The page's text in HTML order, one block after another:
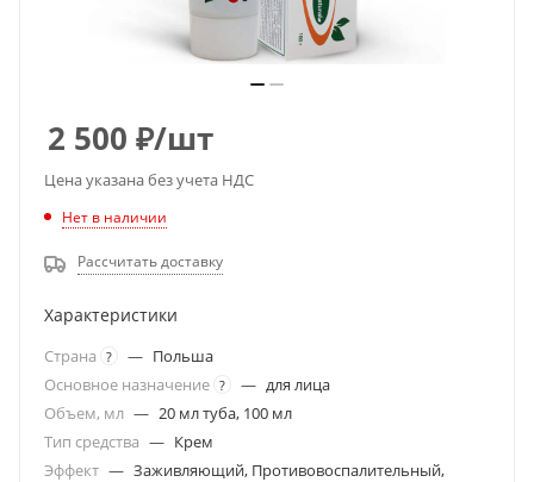
2 500 ₽/шт
Цена указана без учета НДС
Нет в наличии
Рассчитать доставку
Характеристики
Страна ? — Польша
Основное назначение ? — для лица
Объем, мл — 20 мл туба, 100 мл
Тип средства — Крем
Эффект — Заживляющий, Противовоспалительный,